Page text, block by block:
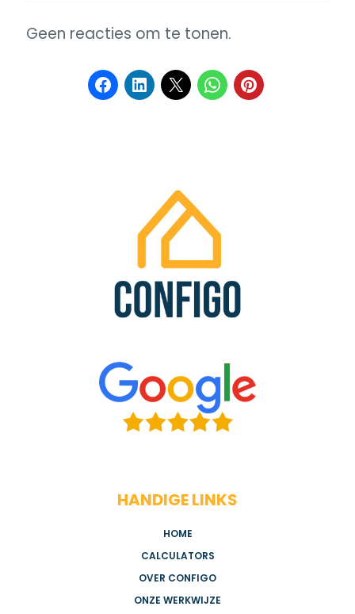
Geen reacties om te tonen.
HANDIGE LINKS
HOME
CALCULATORS
OVER CONFIGO
ONZE WERKWIJZE